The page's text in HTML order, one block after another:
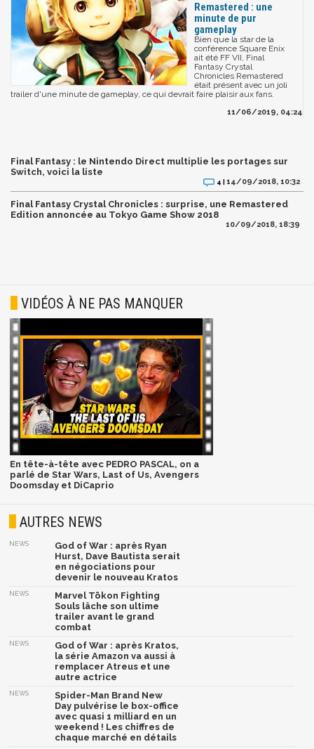
Remastered : une
minute de pur
gameplay
Bien que la star de la
conférence Square Enix
ait été FF VII, Final
Fantasy Crystal
Chronicles Remastered
était présent avec un joli
trailer d'une minute de gameplay, ce qui devrait faire plaisir aux fans.
11/06/2019, 04:24
Final Fantasy : le Nintendo Direct multiplie les portages sur
Switch, voici la liste
4 | 14/09/2018, 10:32
Final Fantasy Crystal Chronicles : surprise, une Remastered
Edition annoncée au Tokyo Game Show 2018
10/09/2018, 18:39
VIDÉOS À NE PAS MANQUER
En tête-à-tête avec PEDRO PASCAL, on a
parlé de Star Wars, Last of Us, Avengers
Doomsday et DiCaprio
AUTRES NEWS
NEWS
God of War : après Ryan
Hurst, Dave Bautista serait
en négociations pour
devenir le nouveau Kratos
NEWS
Marvel Tōkon Fighting
Souls lâche son ultime
trailer avant le grand
combat
NEWS
God of War : après Kratos,
la série Amazon va aussi à
remplacer Atreus et une
autre actrice
NEWS
Spider-Man Brand New
Day pulvérise le box-office
avec quasi 1 milliard en un
weekend ! Les chiffres de
chaque marché en détails